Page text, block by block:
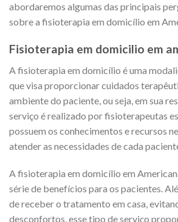
abordaremos algumas das principais
sobre a fisioterapia em domicílio em
Fisioterapia em domicilio em
A fisioterapia em domicílio é uma
que visa proporcionar cuidados
ambiente do paciente, ou seja, em sua
serviço é realizado por fisioterapeutas
possuem os conhecimentos e recursos
atender as necessidades de cada
A fisioterapia em domicílio em
série de benefícios para os pacientes.
de receber o tratamento em casa,
desconfortos, esse tipo de serviço